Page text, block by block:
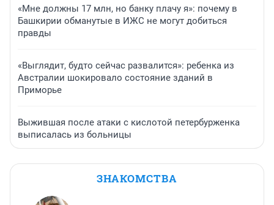
«Мне должны 17 млн, но банку плачу я»: почему в
Башкирии обманутые в ИЖС не могут добиться
правды
«Выглядит, будто сейчас развалится»: ребенка из
Австралии шокировало состояние зданий в
Приморье
Выжившая после атаки с кислотой петербурженка
выписалась из больницы
ЗНАКОМСТВА